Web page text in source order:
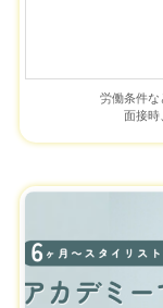
労働条件な
面接時